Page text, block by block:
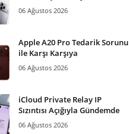
06 Ağustos 2026
Apple A20 Pro Tedarik Sorunu
ile Karşı Karşıya
06 Ağustos 2026
iCloud Private Relay IP
Sızıntısı Açığıyla Gündemde
06 Ağustos 2026